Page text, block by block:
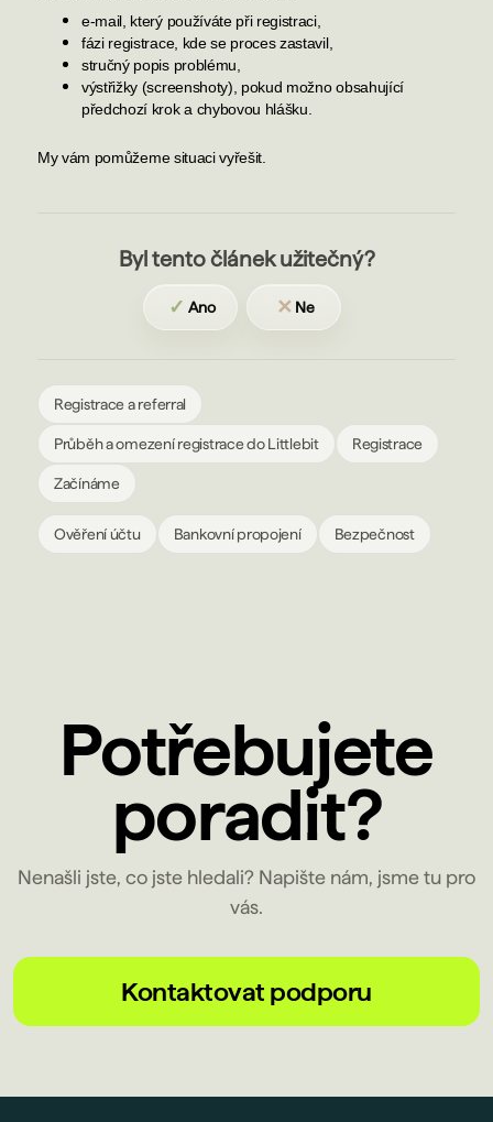
e-mail, který používáte při registraci,
fázi registrace, kde se proces zastavil,
stručný popis problému,
výstřižky (screenshoty), pokud možno obsahující
předchozí krok a chybovou hlášku.
My vám pomůžeme situaci vyřešit.
Byl tento článek užitečný?
✓ Ano ✕ Ne
Registrace a referral
Průběh a omezení registrace do Littlebit Registrace
Začínáme
Ověření účtu Bankovní propojení Bezpečnost
Potřebujete
poradit?
Nenašli jste, co jste hledali? Napište nám, jsme tu pro
vás.
Kontaktovat podporu